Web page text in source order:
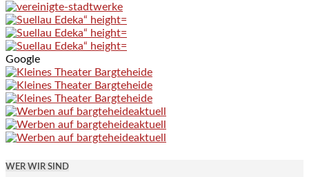
Google
WER WIR SIND